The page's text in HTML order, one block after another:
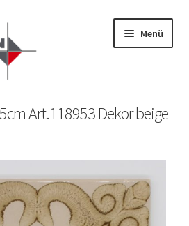
Menü
Reservefliesen,
Historische Fliesen Ankauf
Art.118953 Dekor beige